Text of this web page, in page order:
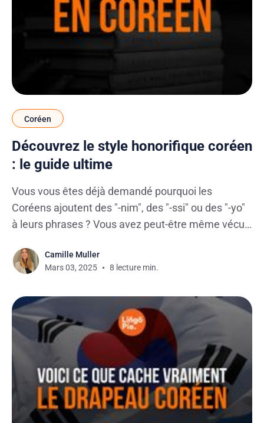
Coréen
Découvrez le style honorifique coréen
: le guide ultime
Vous vous êtes déjà demandé pourquoi les
Coréens ajoutent des "-nim", des "-ssi" ou des "-yo"
à leurs phrases ? Vous avez peut-être même vécu
Camille Muller
Mars 03, 2025
8 lecture min.